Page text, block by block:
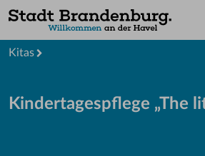
Kitas
Kindertagespflege „The